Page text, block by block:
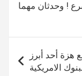
! وحدثان مهما
هزة أحد أبرز
الامريكية